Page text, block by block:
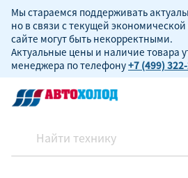
Мы стараемся поддерживать
но в связи с текущей
сайте могут быть некорректными.
Актуальные цены и наличие товара
менеджера по телефону+7 (499)